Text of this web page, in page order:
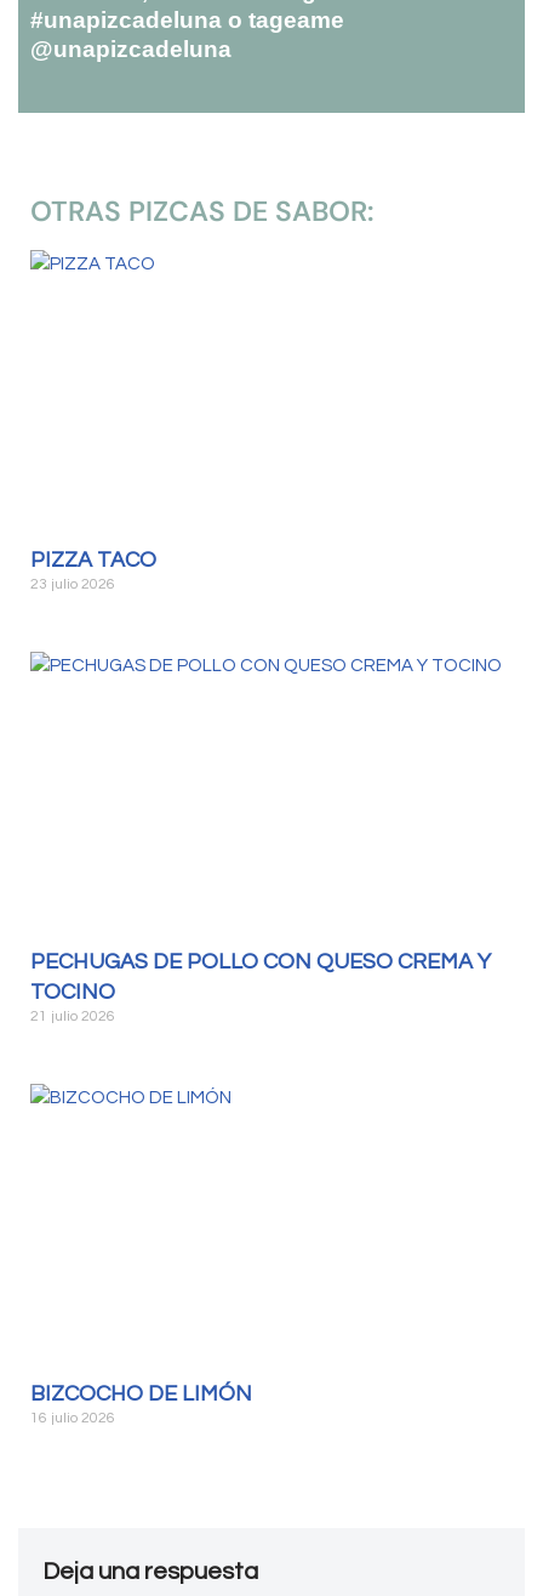
#unapizcadeluna o tageame
@unapizcadeluna
OTRAS PIZCAS DE SABOR:
PIZZA TACO
23 julio 2026
PECHUGAS DE POLLO CON QUESO CREMA Y
TOCINO
21 julio 2026
BIZCOCHO DE LIMÓN
16 julio 2026
Deja una respuesta